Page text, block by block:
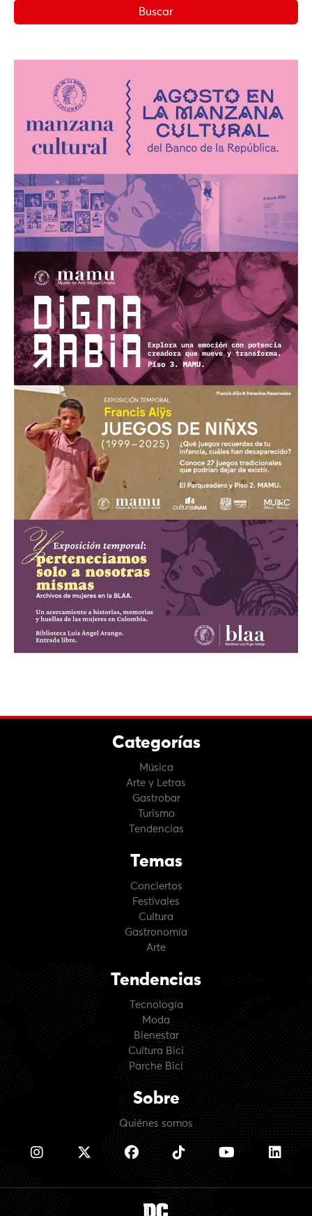
Categorías
Música
Arte y Letras
Gastrobar
Turismo
Tendencias
Temas
Conciertos
Festivales
Cultura
Gastronomía
Arte
Tendencias
Tecnología
Moda
Bienestar
Cultura Bici
Parche Bici
Sobre
Quiénes somos